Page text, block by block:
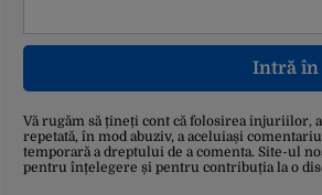
Intră în
Vă rugăm să țineți cont că folosirea
repetată, în mod abuziv, a aceluiași
temporară a dreptului de a comenta. Site-ul
pentru înțelegere și pentru contribuția la o